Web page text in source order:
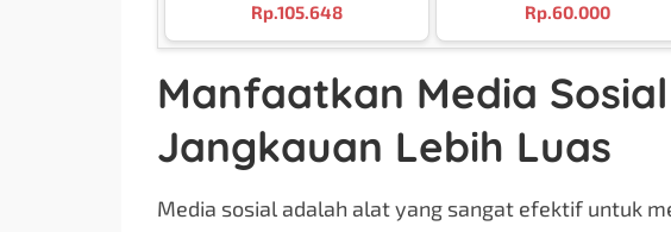
Pelayanan Kesehatan
Rp.105.648
Rp.60.000
Manfaatkan Media
Jangkauan Lebih Luas
Media sosial adalah alat yang sangat efektif untuk